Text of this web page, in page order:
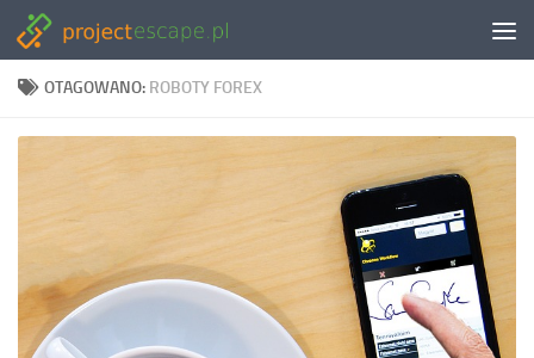
Skip to content
OTAGOWANO: ROBOTY FOREX